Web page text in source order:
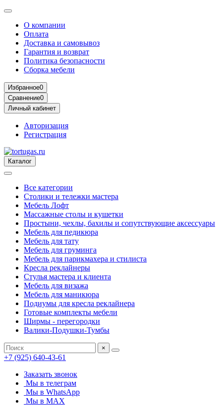
О компании
Оплата
Доставка и самовывоз
Гарантия и возврат
Политика безопасности
Сборка мебели
Избранное0
Сравнение0
Личный кабинет
Авторизация
Регистрация
Каталог
Все категории
Столики и тележки мастера
Мебель Лофт
Массажные столы и кушетки
Простыни, чехлы, бахилы и сопутствующие аксессуары
Мебель для педикюра
Мебель для тату
Мебель для груминга
Мебель для парикмахера и стилиста
Кресла реклайнеры
Стулья мастера и клиента
Мебель для визажа
Мебель для маникюра
Подиумы для кресла реклайнера
Готовые комплекты мебели
Ширмы - перегородки
Валики-Подушки-Тумбы
×
+7 (925) 640-43-61
Заказать звонок
Мы в телеграм
Мы в WhatsApp
Мы в MAX